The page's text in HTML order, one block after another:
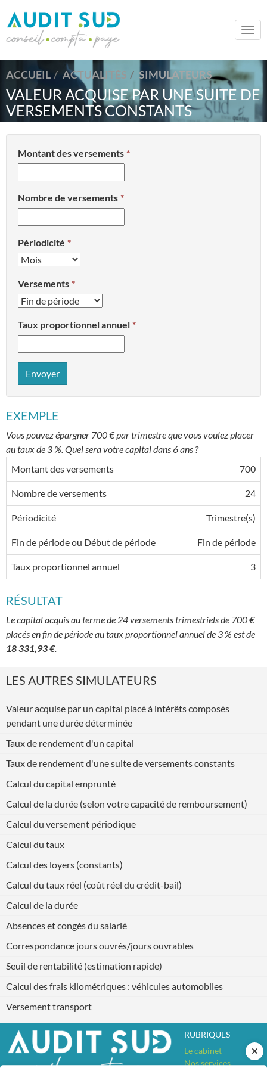
ACCUEIL ACTUALITÉS SIMULATEURS
VALEUR ACQUISE PAR UNE SUITE DE
VERSEMENTS CONSTANTS
Montant des versements
Nombre de versements
Périodicité
Versements
Taux proportionnel annuel
Envoyer
EXEMPLE
Vous pouvez épargner 700 € par trimestre que vous voulez placer
au taux de 3 %. Quel sera votre capital dans 6 ans ?
Montant des versements
700
Nombre de versements 24
Périodicité Trimestre(s)
Fin de période ou Début de période Fin de période
Taux proportionnel annuel 3
RÉSULTAT
Le capital acquis au terme de 24 versements trimestriels de 700 €
placés en fin de période au taux proportionnel annuel de 3 % est de
18 331,93 €.
LES AUTRES SIMULATEURS
Valeur acquise par un capital placé à intérêts composés
pendant une durée déterminée
Taux de rendement d'un capital
Taux de rendement d'une suite de versements constants
Calcul du capital emprunté
Calcul de la durée (selon votre capacité de remboursement)
Calcul du versement périodique
Calcul du taux
Calcul des loyers (constants)
Calcul du taux réel (coût réel du crédit-bail)
Calcul de la durée
Absences et congés du salarié
Correspondance jours ouvrés/jours ouvrables
Seuil de rentabilité (estimation rapide)
Calcul des frais kilométriques : véhicules automobiles
Versement transport
RUBRIQUES
Le cabinet
Nos services